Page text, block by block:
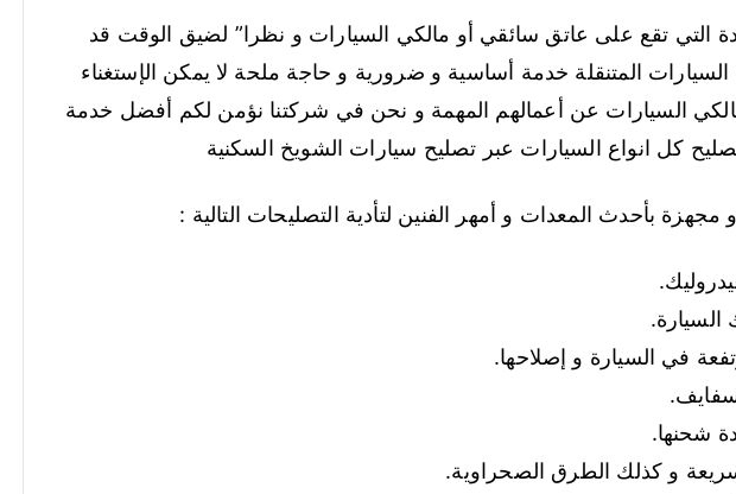
التي تقع على عاتق سائقي أو مالكي السيارات و نظرا” لضيق الوقت قد
المتنقلة خدمة أساسية و ضرورية و حاجة ملحة لا يمكن الإستغناء
مالكي السيارات عن أعمالهم المهمة و نحن في شركتنا نؤمن لكم أفضل خدمة
كل انواع السيارات عبر تصليح سيارات الشويخ السكنية
بأحدث المعدات و أمهر الفنين لتأدية التصليحات التالية :
في السيارة و إصلاحها.
شحنها.
و كذلك الطرق الصحراوية.